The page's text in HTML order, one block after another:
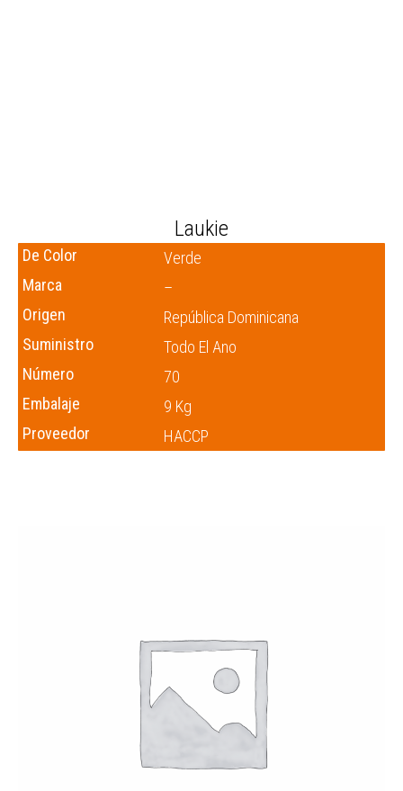
Laukie
De Color
Verde
Marca
–
Origen
República Dominicana
Suministro
Todo El Ano
Número
70
Embalaje
9 Kg
Proveedor
HACCP